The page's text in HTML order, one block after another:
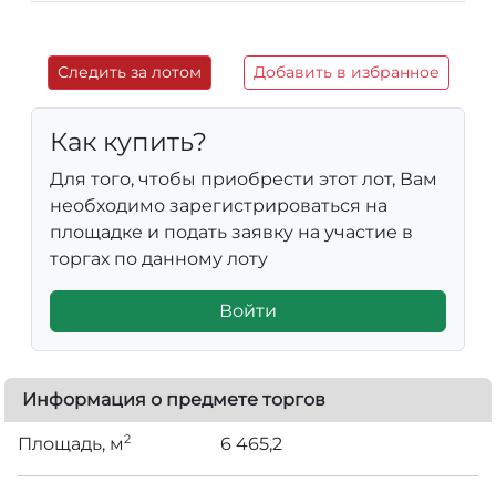
Следить за лотом Добавить в избранное
Как купить?
Для того, чтобы приобрести этот лот, Вам
необходимо зарегистрироваться на
площадке и подать заявку на участие в
торгах по данному лоту
Войти
Информация о предмете торгов
Площадь, м2 6 465,2